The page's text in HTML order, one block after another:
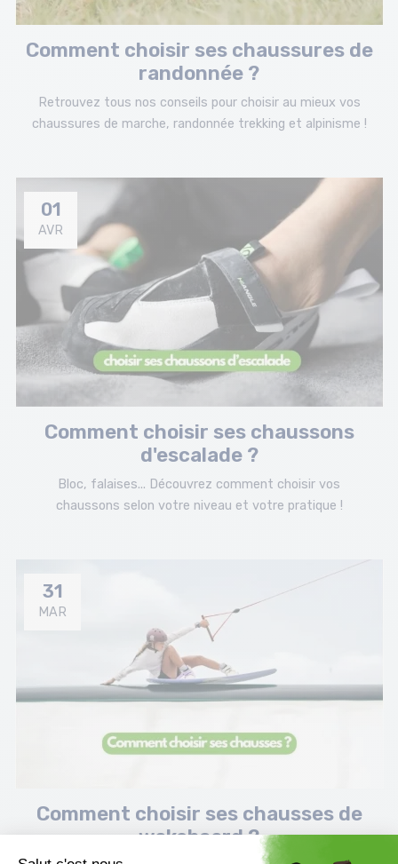
Comment choisir ses chaussures de
randonnée ?
Retrouvez tous nos conseils pour choisir au mieux vos
chaussures de marche, randonnée trekking et alpinisme !
01
AVR
Comment choisir ses chaussons
d'escalade ?
Bloc, falaises... Découvrez comment choisir vos
chaussons selon votre niveau et votre pratique !
31
MAR
Comment choisir ses chausses de
wakeboard ?